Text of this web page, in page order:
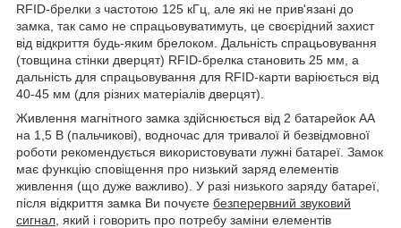
RFID-брелки з частотою 125 кГц, але які не прив'язані до
замка, так само не спрацьовуватимуть, це своєрідний захист
від відкриття будь-яким брелоком. Дальність спрацьовування
(товщина стінки дверцят) RFID-брелка становить 25 мм, а
дальність для спрацьовування для RFID-карти варіюється від
40-45 мм (для різних матеріалів дверцят).
Живлення магнітного замка здійснюється від 2 батарейок АА
на 1,5 В (пальчикові), водночас для тривалої й безвідмовної
роботи рекомендується використовувати лужні батареї. Замок
має функцію сповіщення про низький заряд елементів
живлення (що дуже важливо). У разі низького заряду батареї,
після відкриття замка Ви почуєте безперервний звуковий
сигнал , який і говорить про потребу заміни елементів